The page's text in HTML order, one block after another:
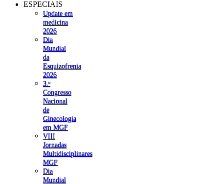
ESPECIAIS
Update em
medicina
2026
Dia
Mundial
da
Esquizofrenia
2026
3.ᵒ
Congresso
Nacional
de
Ginecologia
em MGF
VIII
Jornadas
Multidisciplinares
MGF
Dia
Mundial